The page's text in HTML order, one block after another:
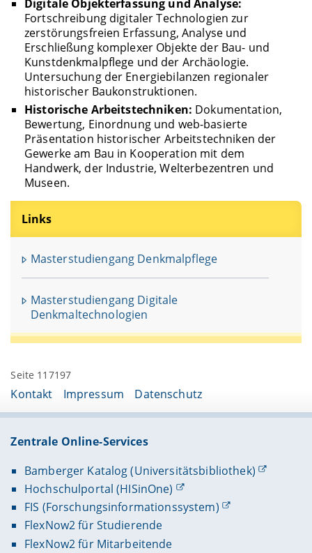
Links
Masterstudiengang Denkmalpflege
Masterstudiengang Digitale
Denkmaltechnologien
Digitale Objekterfassung und Analyse:
Fortschreibung digitaler Technologien zur
zerstörungsfreien Erfassung, Analyse und
Erschließung komplexer Objekte der Bau- und
Kunstdenkmalpflege und der Archäologie.
Untersuchung der Energiebilanzen regionaler
historischer Baukonstruktionen.
Historische Arbeitstechniken: Dokumentation,
Bewertung, Einordnung und web-basierte
Präsentation historischer Arbeitstechniken der
Gewerke am Bau in Kooperation mit dem
Handwerk, der Industrie, Welterbezentren und
Museen.
Seite 117197
Kontakt Impressum Datenschutz
Zentrale Online-Services
Bamberger Katalog (Universitätsbibliothek)
Hochschulportal (HISinOne)
FIS (Forschungsinformationssystem)
FlexNow2 für Studierende
FlexNow2 für Mitarbeitende